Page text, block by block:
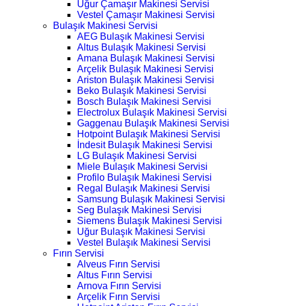
Uğur Çamaşır Makinesi Servisi
Vestel Çamaşır Makinesi Servisi
Bulaşık Makinesi Servisi
AEG Bulaşık Makinesi Servisi
Altus Bulaşık Makinesi Servisi
Amana Bulaşık Makinesi Servisi
Arçelik Bulaşık Makinesi Servisi
Ariston Bulaşık Makinesi Servisi
Beko Bulaşık Makinesi Servisi
Bosch Bulaşık Makinesi Servisi
Electrolux Bulaşık Makinesi Servisi
Gaggenau Bulaşık Makinesi Servisi
Hotpoint Bulaşık Makinesi Servisi
İndesit Bulaşık Makinesi Servisi
LG Bulaşık Makinesi Servisi
Miele Bulaşık Makinesi Servisi
Profilo Bulaşık Makinesi Servisi
Regal Bulaşık Makinesi Servisi
Samsung Bulaşık Makinesi Servisi
Seg Bulaşık Makinesi Servisi
Siemens Bulaşık Makinesi Servisi
Uğur Bulaşık Makinesi Servisi
Vestel Bulaşık Makinesi Servisi
Fırın Servisi
Alveus Fırın Servisi
Altus Fırın Servisi
Arnova Fırın Servisi
Arçelik Fırın Servisi